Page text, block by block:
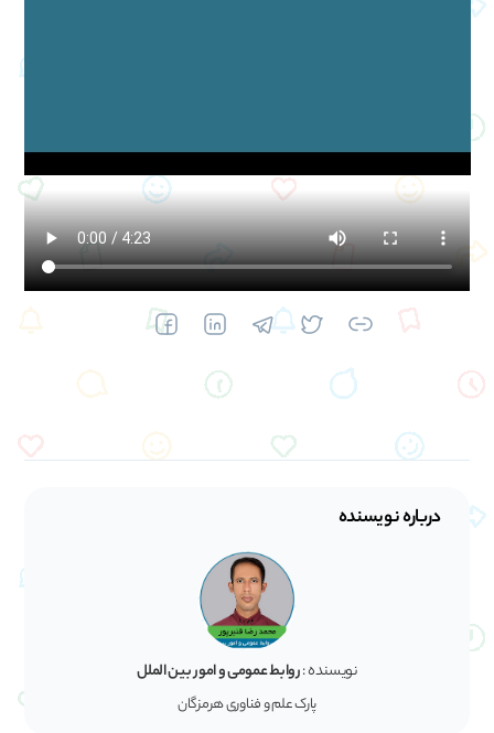
درباره نویسنده
نویسنده :روابط عمومی و امور بین الملل
پارک علم و فناوری هرمزگان